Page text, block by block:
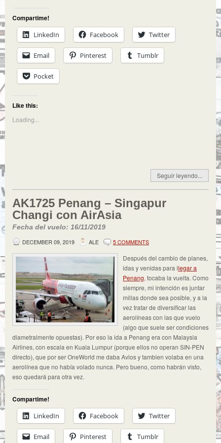
Compartime!
LinkedIn
Facebook Twitter
Email Pinterest Tumblr
Pocket
Like this:
Loading...
Seguir leyendo...
AK1725 Penang – Singapur
Changi con AirAsia
Fecha del vuelo: 16/11/2019
DECEMBER 09, 2019
ALE 5 COMMENTS
Después del cambio de planes,
idas y venidas para llegar a
Penang, tocaba la vuelta. Como
siempre, mi intención es juntar
millas donde sea posible, y a la
vez tratar de diversificar las
aerolíneas con las que vuelo
(algo que suele ser condiciones
diametralmente opuestas). Por eso la ida a Penang era con Malaysia
Airlines, con escala en Kuala Lumpur (porque ellos no operan SIN-PEN
directo), que por ser OneWorld me daba Avios y tambien volaba en una
aerolínea que no había volado nunca. Pero bueno, como habrán visto,
eso quedará para otra vez.
Compartime!
LinkedIn
Facebook Twitter
Email Pinterest Tumblr